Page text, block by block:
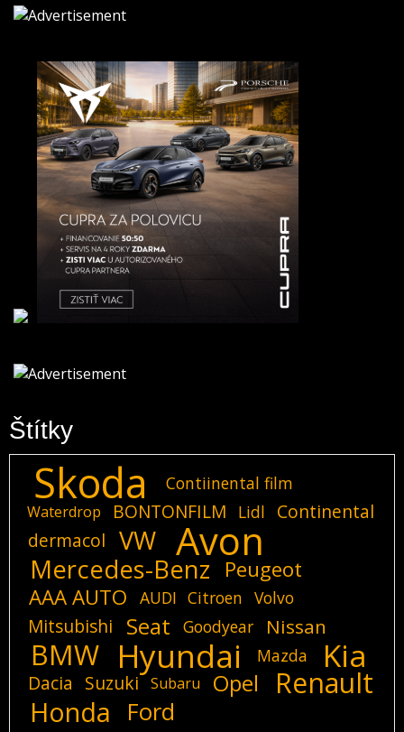
Štítky
Skoda Contiinental film
Waterdrop BONTONFILM Lidl
Continental
dermacol
VW Avon
Mercedes-Benz
Peugeot
AAA AUTO
AUDI Citroen Volvo
Mitsubishi Seat Goodyear Nissan
BMW Hyundai Mazda Kia
Dacia Suzuki Subaru Opel Renault
Honda Ford